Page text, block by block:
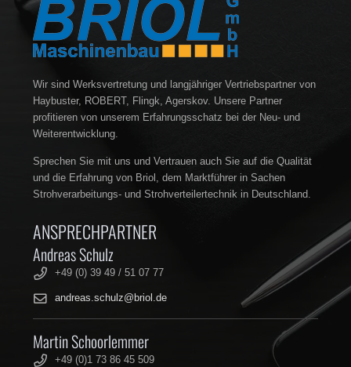
BERGMANN MISTSTREUER
Wir sind Werksvertretung und langjähriger Vertriebspartner von
Haybuster, ROBERT, Flingk, Agerskov. Unsere Partner
profitieren von unserem Erfahrungsschatz bei der Neu- und
Weiterentwicklung.
Sprechen Sie mit uns und Vertrauen auch Sie auf die Qualität
und die Erfahrung von Briol, dem Marktführer in Sachen
Strohverarbeitungs- und Strohverteilertechnik in Deutschland.
ANSPRECHPARTNER
Andreas Schulz
+49 (0) 39 49 / 51 07 77
andreas.schulz@briol.de
Martin Schoorlemmer
+49 (0)1 73 86 45 509